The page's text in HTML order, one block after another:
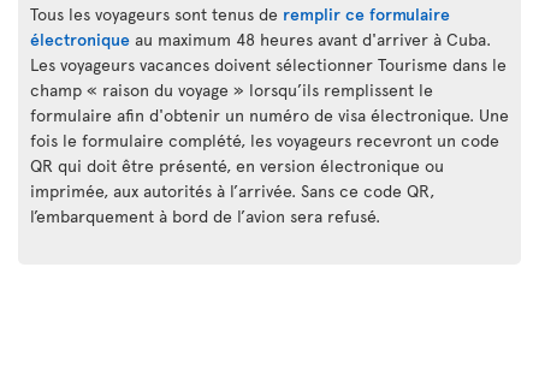
Tous les voyageurs sont tenus de remplir ce formulaire
électronique au maximum 48 heures avant d'arriver à Cuba.
Les voyageurs vacances doivent sélectionner Tourisme dans le
champ « raison du voyage » lorsqu’ils remplissent le
formulaire afin d'obtenir un numéro de visa électronique. Une
fois le formulaire complété, les voyageurs recevront un code
QR qui doit être présenté, en version électronique ou
imprimée, aux autorités à l’arrivée. Sans ce code QR,
l’embarquement à bord de l’avion sera refusé.